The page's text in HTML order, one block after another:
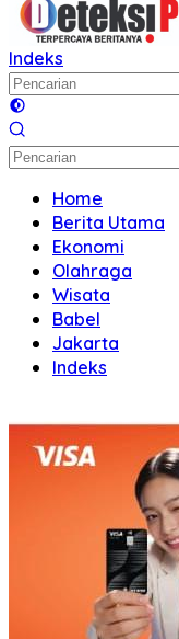
Indeks
Home
Berita Utama
Ekonomi
Olahraga
Wisata
Babel
Jakarta
Indeks